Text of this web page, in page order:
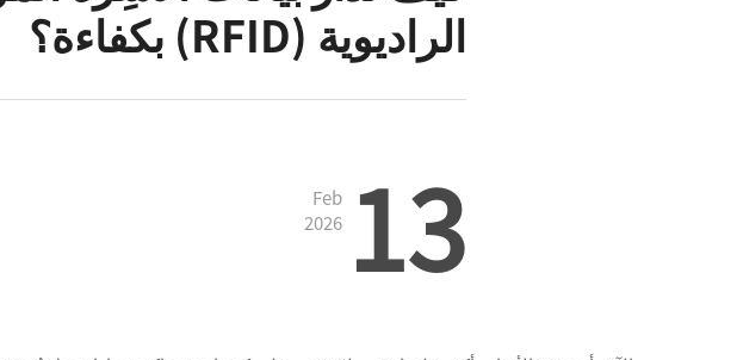
الراديوية (RFID) بكفاءة؟
13
Feb
2026